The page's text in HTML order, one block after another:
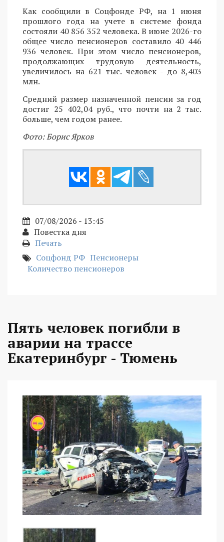
Как сообщили в Соцфонде РФ, на 1 июня
прошлого года на учете в системе фонда
состояли 40 856 352 человека. В июне 2026-го
общее число пенсионеров составило 40 446
936 человек. При этом число пенсионеров,
продолжающих трудовую деятельность,
увеличилось на 621 тыс. человек - до 8,403
млн.
Средний размер назначенной пенсии за год
достиг 25 402,04 руб., что почти на 2 тыс.
больше, чем годом ранее.
Фото: Борис Ярков
07/08/2026 - 13:45
Повестка дня
Печать
Соцфонд РФ Пенсионеры
Количество пенсионеров
Пять человек погибли в
аварии на трассе
Екатеринбург - Тюмень